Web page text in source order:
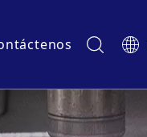
la industria